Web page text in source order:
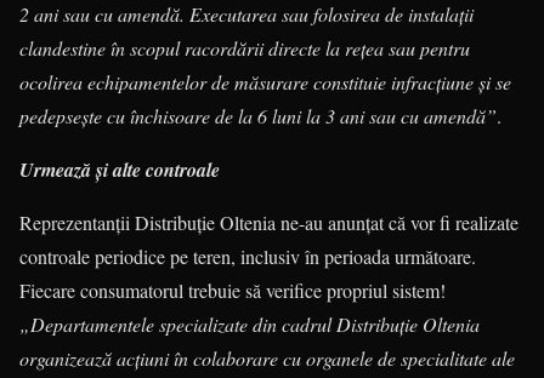
2 ani sau cu amendă. Executarea sau folosirea de instalații
clandestine în scopul racordării directe la rețea sau pentru
ocolirea echipamentelor de măsurare constituie infracțiune și se
pedepsește cu închisoare de la 6 luni la 3 ani sau cu amendă”.
Urmează și alte controale
Reprezentanții Distribuție Oltenia ne-au anunțat că vor fi realizate
controale periodice pe teren, inclusiv în perioada următoare.
Fiecare consumatorul trebuie să verifice propriul sistem!
„Departamentele specializate din cadrul Distribuție Oltenia
organizează acțiuni în colaborare cu organele de specialitate ale